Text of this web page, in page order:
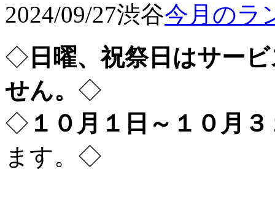
2024/09/27渋谷今月のラ
◇ 日曜、祝祭日はサー
せん。 ◇
◇ １０月１日～１０月
ます。◇